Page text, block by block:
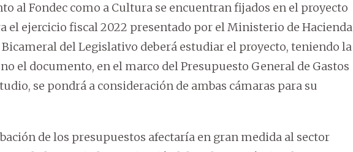
al Fondec como a Cultura se encuentran fijados en el proyecto
el ejercicio fiscal 2022 presentado por el Ministerio de Hacienda
del Legislativo deberá estudiar el proyecto, teniendo la
el documento, en el marco del Presupuesto General de Gastos
se pondrá a consideración de ambas cámaras para su
de los presupuestos afectaría en gran medida al sector